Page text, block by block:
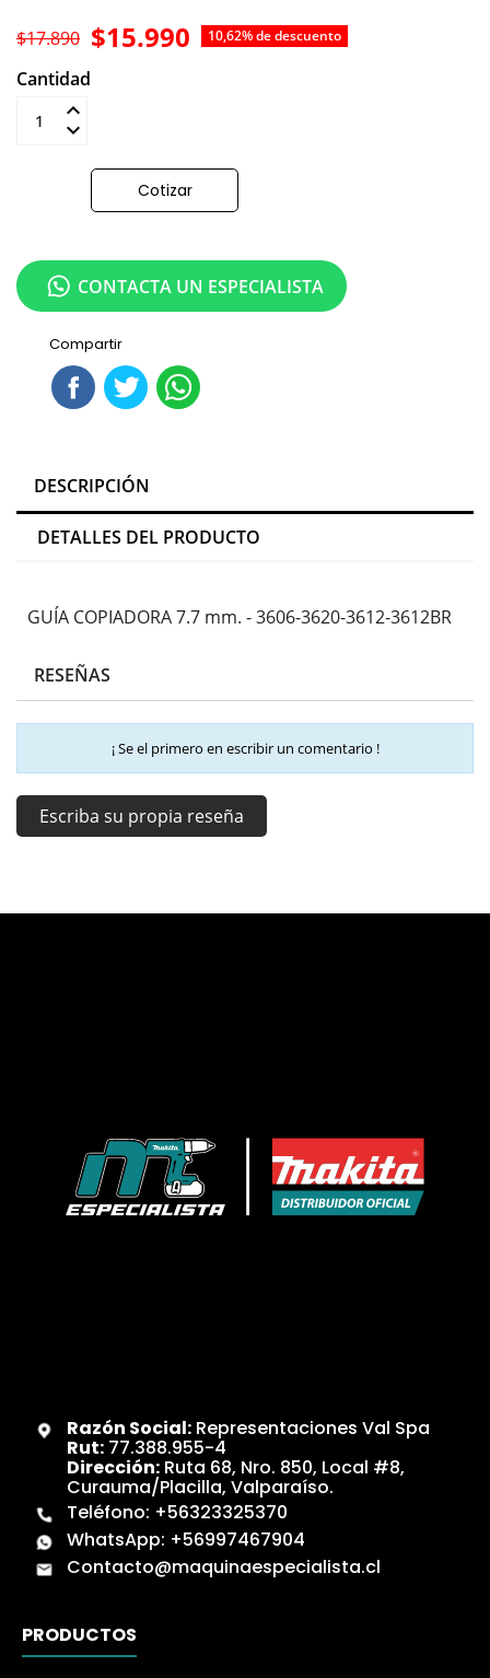
$15.990 10,62% de descuento
$17.890
Cantidad
Cotizar
Compartir
CONTACTA UN ESPECIALISTA
DESCRIPCIÓN
DETALLES DEL PRODUCTO
GUÍA COPIADORA 7.7 mm. - 3606-3620-3612-3612BR
RESEÑAS
¡ Se el primero en escribir un comentario !
Escriba su propia reseña
Razón Social:Representaciones Val Spa
Rut:77.388.955-4
Dirección:Ruta 68, Nro. 850, Local #8,
Curauma/Placilla, Valparaíso.
Teléfono: +56323325370
WhatsApp: +56997467904
Contacto@maquinaespecialista.cl
PRODUCTOS